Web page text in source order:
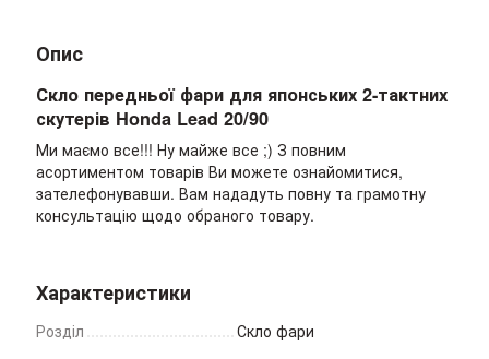
Опис
Скло передньої фари для японських 2-тактних
скутерів Honda Lead 20/90
Ми маємо все!!! Ну майже все ;) З повним
асортиментом товарів Ви можете ознайомитися,
зателефонувавши. Вам нададуть повну та грамотну
консультацію щодо обраного товару.
Характеристики
Розділ
Скло фари